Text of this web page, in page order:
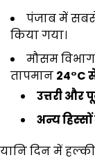
पंजाब में
किया गया।
मौसम
तापमान 24°C
उत्तरी और
अन्य
यानि दिन में